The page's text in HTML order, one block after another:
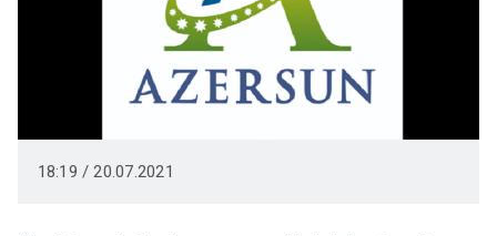
18:19 / 20.07.2021